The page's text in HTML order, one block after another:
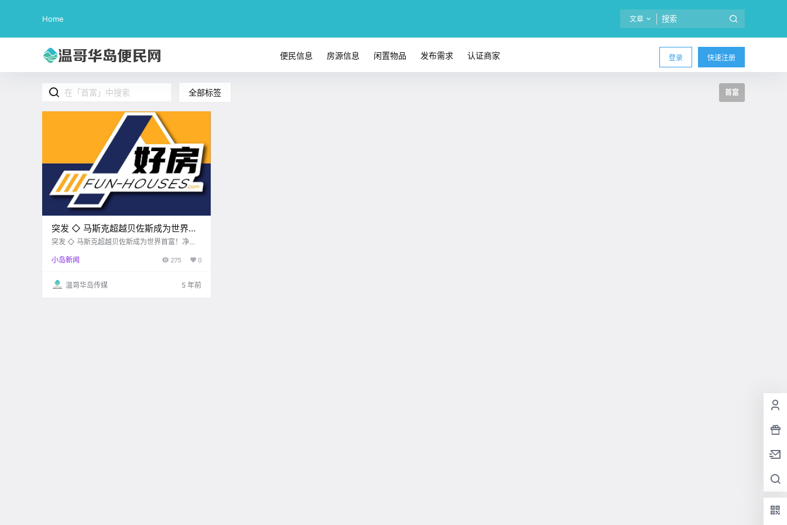
Home 文章
登录 快速注册
便民信息 房源信息 闲置物品 发布需求 认证商家
全部标签 首富
突发 ◇ 马斯克超越贝佐斯成为世界首
富！净资产1.2万亿人民币
突发 ◇ 马斯克超越贝佐斯成为世界首富！净资
小岛新闻
275 0
温哥华岛传媒 5 年前